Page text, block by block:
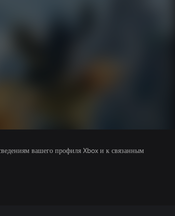
вашего профиля Xbox и к связанным